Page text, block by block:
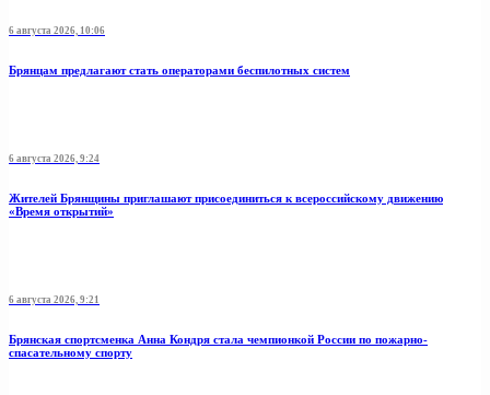
6 августа 2026, 10:06
Брянцам предлагают стать оперaторами бeспилотных систeм
6 августа 2026, 9:24
Жителей Брянщины приглашают присоединиться к всероссийскому движению
«Время открытий»
6 августа 2026, 9:21
Брянская спортсменка Анна Кондря стала чемпионкой России по пожарно-
спасательному спорту